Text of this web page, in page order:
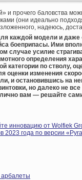
и прочего баловства
(они идеально
надеюсь,
каждой модели и даже
боеприпасы. Ими
случае усилие
определения
категории по стволу,
изменения
и остановившись на
но далеко не
лично вам — решайте
инновацию от Wolfiek
2023 года по версии
арбалеты